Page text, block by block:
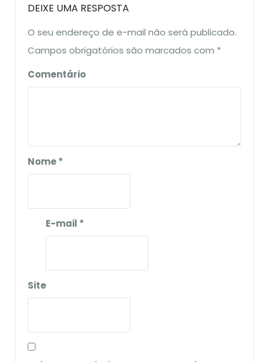
DEIXE UMA RESPOSTA
O seu endereço de e-mail não será publicado.
Campos obrigatórios são marcados com *
Comentário
Nome*
E-mail *
Site